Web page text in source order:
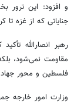
و افزود: این ترور
جنایاتی که از غزه تا
رهبر انصارالله
مقاومت نمی‌شود،
فلسطین و محور
وزارت امور خارجه